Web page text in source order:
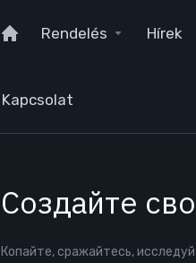
Rendelés Hírek
Kapcsolat
Создайте
Копайте, сражайтесь,